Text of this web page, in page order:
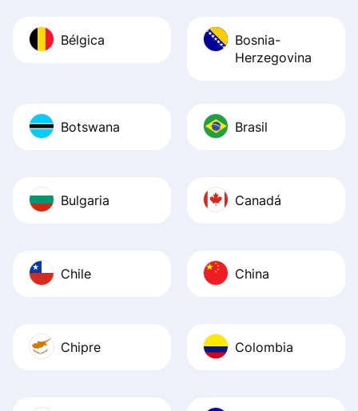
Bélgica
Bosnia-
Herzegovina
Botswana Brasil
Bulgaria Canadá
Chile China
Chipre Colombia